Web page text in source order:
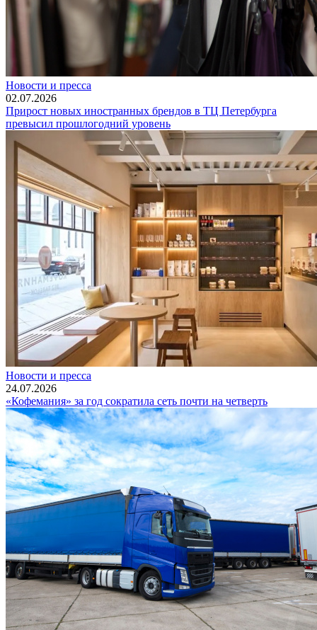
Новости и пресса
02.07.2026
Прирост новых иностранных брендов в ТЦ Петербурга
превысил прошлогодний уровень
Новости и пресса
24.07.2026
«Кофемания» за год сократила сеть почти на четверть